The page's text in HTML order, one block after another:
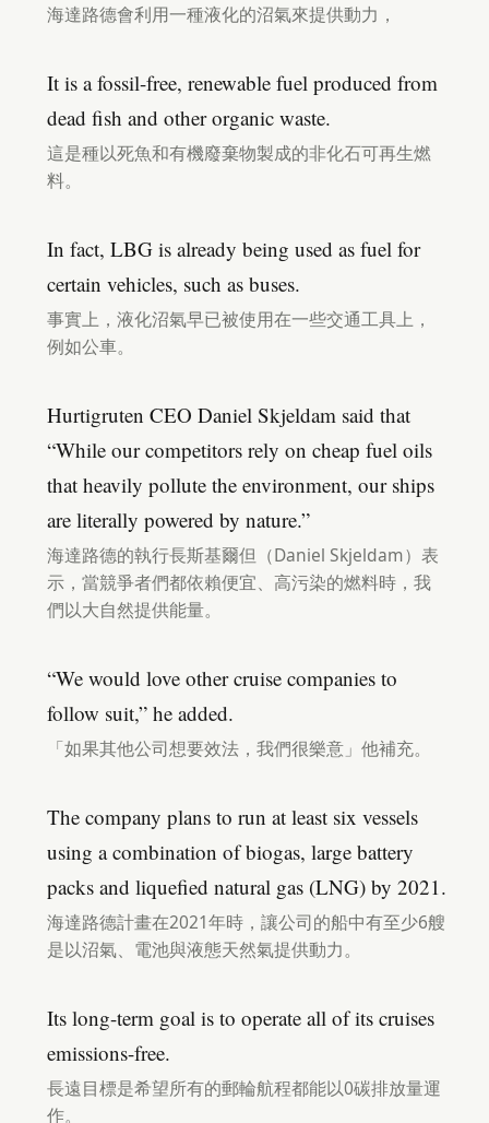
海達路德會利用一種液化的沼氣來提供動力，
It is a fossil-free, renewable fuel produced from
dead fish and other organic waste.
這是種以死魚和有機廢棄物製成的非化石可再生燃
料。
In fact, LBG is already being used as fuel for
certain vehicles, such as buses.
事實上，液化沼氣早已被使用在一些交通工具上，
例如公車。
Hurtigruten CEO Daniel Skjeldam said that
“While our competitors rely on cheap fuel oils
that heavily pollute the environment, our ships
are literally powered by nature.”
海達路德的執行長斯基爾但（Daniel Skjeldam）表
示，當競爭者們都依賴便宜、高污染的燃料時，我
們以大自然提供能量。
“We would love other cruise companies to
follow suit,” he added.
「如果其他公司想要效法，我們很樂意」他補充。
The company plans to run at least six vessels
using a combination of biogas, large battery
packs and liquefied natural gas (LNG) by 2021.
海達路德計畫在2021年時，讓公司的船中有至少6艘
是以沼氣、電池與液態天然氣提供動力。
Its long-term goal is to operate all of its cruises
emissions-free.
長遠目標是希望所有的郵輪航程都能以0碳排放量運
作。